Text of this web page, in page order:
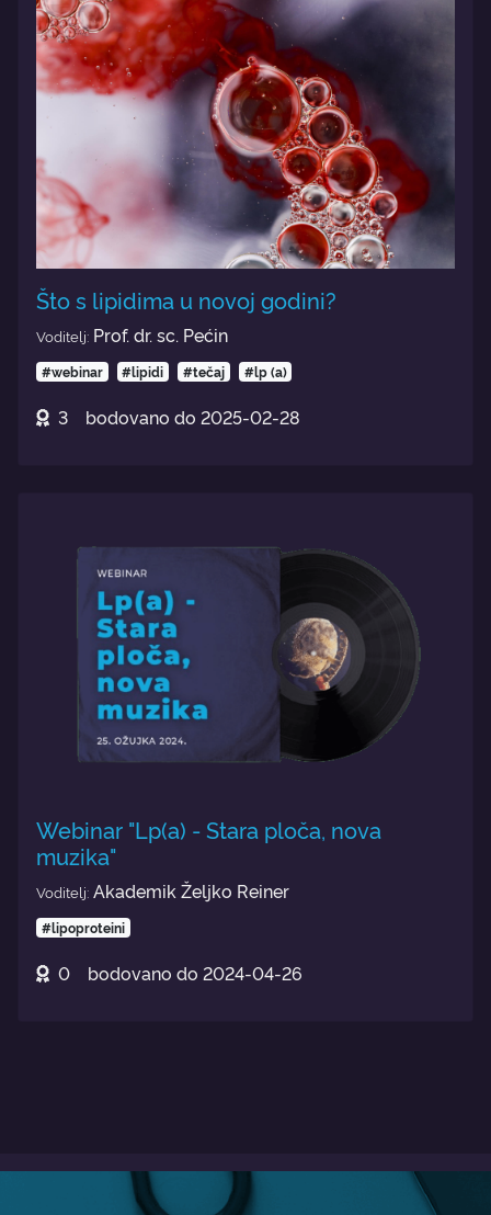
Što s lipidima u novoj godini?
Voditelj: Prof. dr. sc. Pećin
#webinar #lipidi #tečaj #lp (a)
3 bodovano do 2025-02-28
Webinar "Lp(a) - Stara ploča, nova
muzika"
Voditelj: Akademik Željko Reiner
#lipoproteini
0 bodovano do 2024-04-26